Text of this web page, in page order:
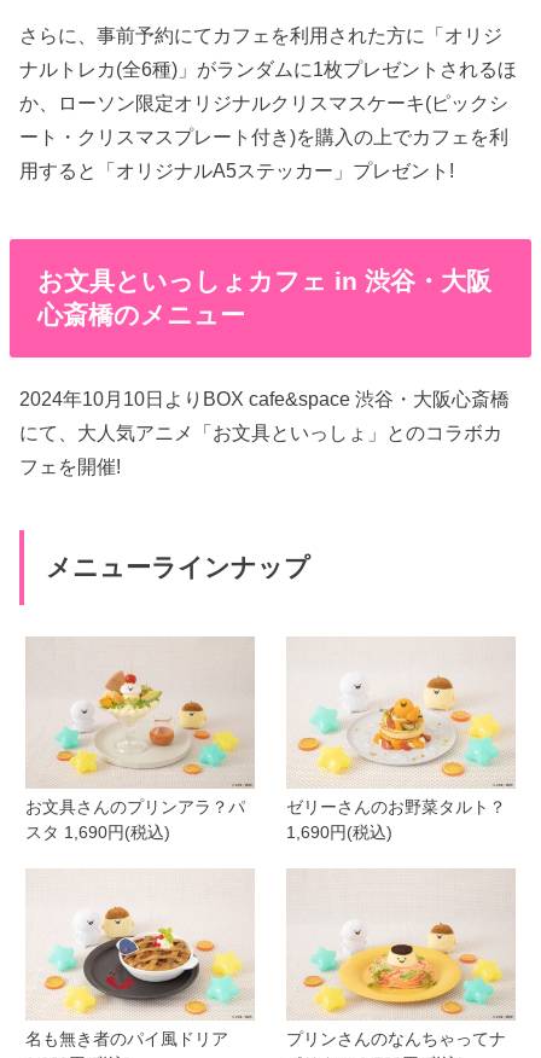
さらに、事前予約にてカフェを利用された方に「オリジ
ナルトレカ(全6種)」がランダムに1枚プレゼントされるほ
か、ローソン限定オリジナルクリスマスケーキ(ピックシ
ート・クリスマスプレート付き)を購入の上でカフェを利
用すると「オリジナルA5ステッカー」プレゼント!
お文具といっしょカフェ in 渋谷・大阪
心斎橋のメニュー
2024年10月10日よりBOX cafe&space 渋谷・大阪心斎橋
にて、大人気アニメ「お文具といっしょ」とのコラボカ
フェを開催!
メニューラインナップ
お文具さんのプリンアラ？パ
スタ 1,690円(税込)
ゼリーさんのお野菜タルト？
1,690円(税込)
名も無き者のパイ風ドリア
プリンさんのなんちゃってナ